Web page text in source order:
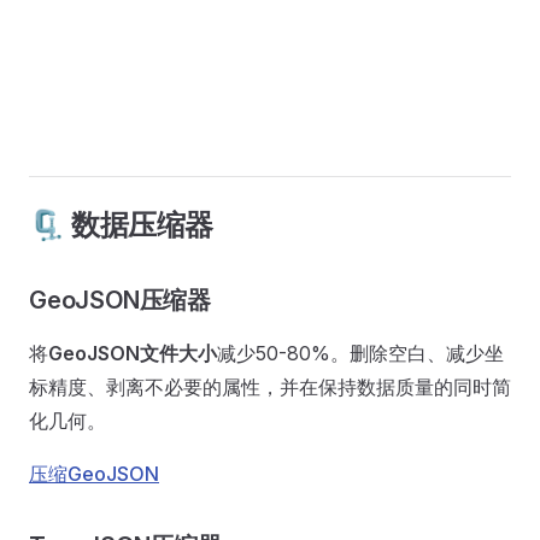
🗜️ 数据压缩器
GeoJSON压缩器
将GeoJSON文件大小减少50-80%。删除空白、减少坐
标精度、剥离不必要的属性，并在保持数据质量的同时简
化几何。
压缩GeoJSON